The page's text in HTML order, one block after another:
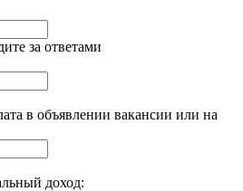
за ответами
в объявлении вакансии или на
доход: